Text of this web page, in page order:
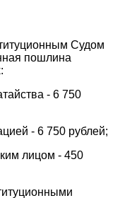
Судом
пошлина
- 6 750
- 6 750 рублей;
лицом - 450